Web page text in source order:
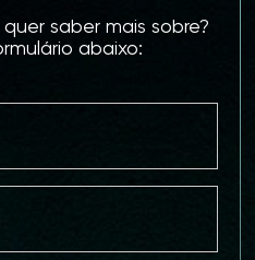
saber mais sobre?
abaixo: